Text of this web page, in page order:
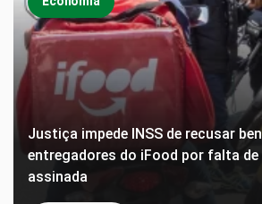
Justiça impede INSS de recusar
entregadores do iFood por falta
assinada